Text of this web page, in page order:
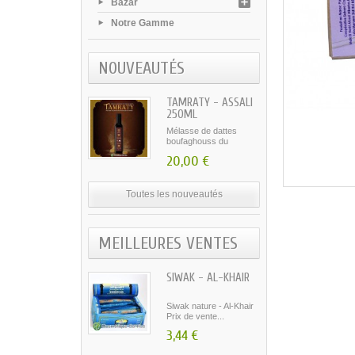
Bazar
Notre Gamme
NOUVEAUTÉS
TAMRATY - ASSALI
250ML
Mélasse de dattes
boufaghouss du
20,00 €
Toutes les nouveautés
MEILLEURES VENTES
SIWAK - AL-KHAIR
Siwak nature - Al-Khair
Prix de vente...
3,44 €